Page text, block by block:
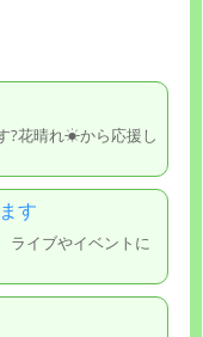
?花晴れ☀から応援し
す
ライブやイベントに